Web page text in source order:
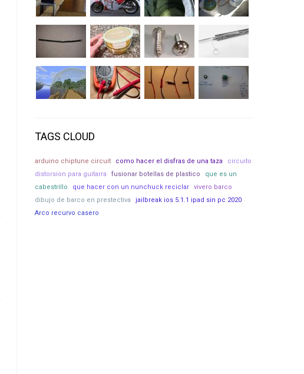
TAGS CLOUD
arduino chiptune circuit como hacer el disfras de una taza
circuito
distorsion para guitarra
fusionar botellas de plastico
que es un
cabestrillo
que hacer con un nunchuck reciclar
vivero barco
dibujo de barco en prestectiva
jailbreak ios 5.1.1 ipad sin pc 2020
Arco recurvo casero